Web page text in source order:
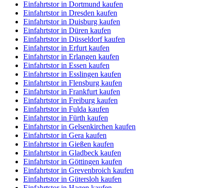
Einfahrtstor in Dortmund kaufen
Einfahrtstor in Dresden kaufen
Einfahrtstor in Duisburg kaufen
Einfahrtstor in Düren kaufen
Einfahrtstor in Düsseldorf kaufen
Einfahrtstor in Erfurt kaufen
Einfahrtstor in Erlangen kaufen
Einfahrtstor in Essen kaufen
Einfahrtstor in Esslingen kaufen
Einfahrtstor in Flensburg kaufen
Einfahrtstor in Frankfurt kaufen
Einfahrtstor in Freiburg kaufen
Einfahrtstor in Fulda kaufen
Einfahrtstor in Fürth kaufen
Einfahrtstor in Gelsenkirchen kaufen
Einfahrtstor in Gera kaufen
Einfahrtstor in Gießen kaufen
Einfahrtstor in Gladbeck kaufen
Einfahrtstor in Göttingen kaufen
Einfahrtstor in Grevenbroich kaufen
Einfahrtstor in Gütersloh kaufen